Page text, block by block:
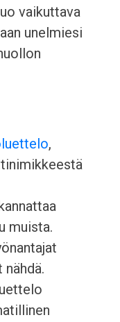
vaikuttava
unelmiesi
,
muista.